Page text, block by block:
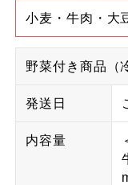
小麦・牛肉・大
野菜付き商品（
発送日
内容量